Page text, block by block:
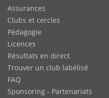
Assurances
Clubs et cercles
Pédagogie
Licences
Résultats en direct
Trouver un club labélisé
FAQ
Sponsoring - Partenariats